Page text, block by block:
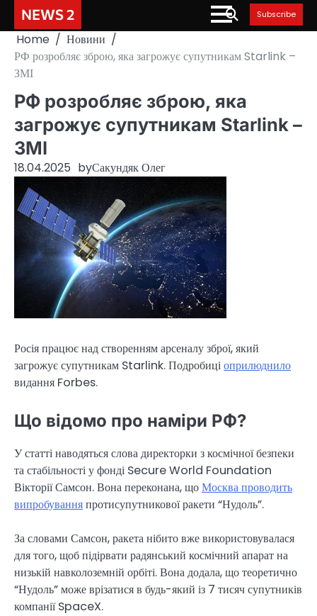
content
NEWS 2 Subscribe
Home
Новини
РФ розробляє зброю, яка загрожує супутникам Starlink –
ЗМІ
РФ розробляє зброю, яка
загрожує супутникам Starlink –
ЗМІ
18.04.2025 byСакундяк Олег
Росія працює над створенням арсеналу зброї, який
загрожує супутникам Starlink. Подробиціоприлюднило
видання Forbes.
Що відомо про наміри РФ?
У статті наводяться слова директорки з космічної безпеки
та стабільності у фонді Secure World Foundation
Вікторії Самсон. Вона переконана, щоМосква проводить
випробуванняпротисупутникової ракети “Нудоль”.
За словами Самсон, ракета нібито вже використовувалася
для того, щоб підірвати радянський космічний апарат на
низькій навколоземній орбіті. Вона додала, що теоретично
“Нудоль” може врізатися в будь-який із 7 тисяч супутників
компанії SpaceX.